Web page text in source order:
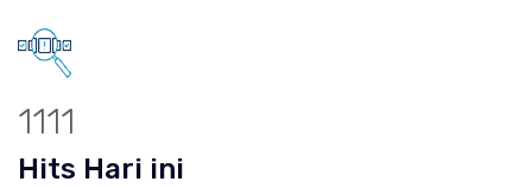
1111
Hits Hari ini